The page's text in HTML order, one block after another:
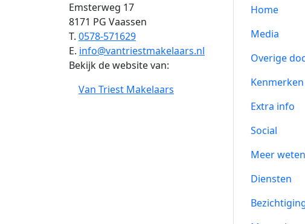
Emsterweg 17
8171 PG Vaassen
T. 0578-571629
E. info@vantriestmakelaars.nl
Bekijk de website van:
Van Triest Makelaars
Home
Media
Overige
Kenmerken
Extra info
Social
Meer
Diensten